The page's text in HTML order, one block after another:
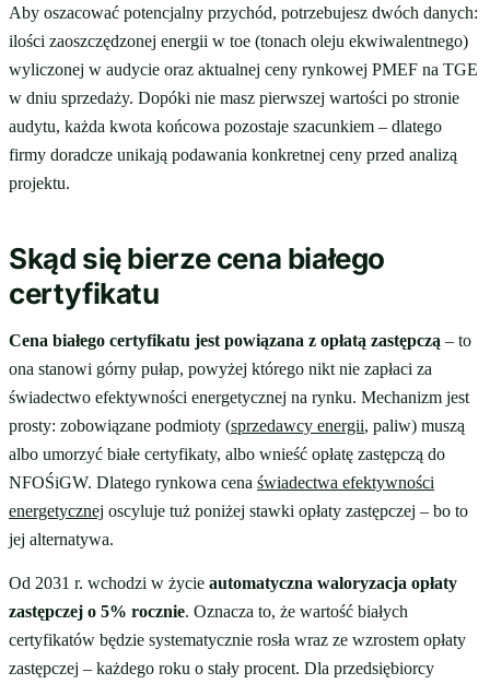
Aby oszacować potencjalny przychód, potrzebujesz dwóch danych:
ilości zaoszczędzonej energii w toe (tonach oleju ekwiwalentnego)
wyliczonej w audycie oraz aktualnej ceny rynkowej PMEF na TGE
w dniu sprzedaży. Dopóki nie masz pierwszej wartości po stronie
audytu, każda kwota końcowa pozostaje szacunkiem – dlatego
firmy doradcze unikają podawania konkretnej ceny przed analizą
projektu.
Skąd się bierze cena białego
certyfikatu
Cena białego certyfikatu jest powiązana z opłatą zastępczą – to
ona stanowi górny pułap, powyżej którego nikt nie zapłaci za
świadectwo efektywności energetycznej na rynku. Mechanizm jest
prosty: zobowiązane podmioty (sprzedawcy energii, paliw) muszą
albo umorzyć białe certyfikaty, albo wnieść opłatę zastępczą do
NFOŚiGW. Dlatego rynkowa cena świadectwa efektywności
energetycznej oscyluje tuż poniżej stawki opłaty zastępczej – bo to
jej alternatywa.
Od 2031 r. wchodzi w życie automatyczna waloryzacja opłaty
zastępczej o 5% rocznie. Oznacza to, że wartość białych
certyfikatów będzie systematycznie rosła wraz ze wzrostem opłaty
zastępczej – każdego roku o stały procent. Dla przedsiębiorcy